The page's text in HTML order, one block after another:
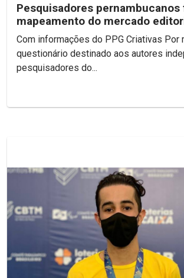
Pesquisadores pernambucanos
mapeamento do mercado
quadrinhos independentes no...
Com informações do PPG Criativas Por meio de um
questionário destinado aos autores
pesquisadores do...